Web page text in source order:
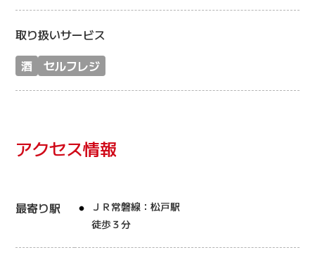
取り扱いサービス
酒
セルフレジ
アクセス情報
最寄り駅
ＪＲ常磐線：松戸駅
徒歩３分